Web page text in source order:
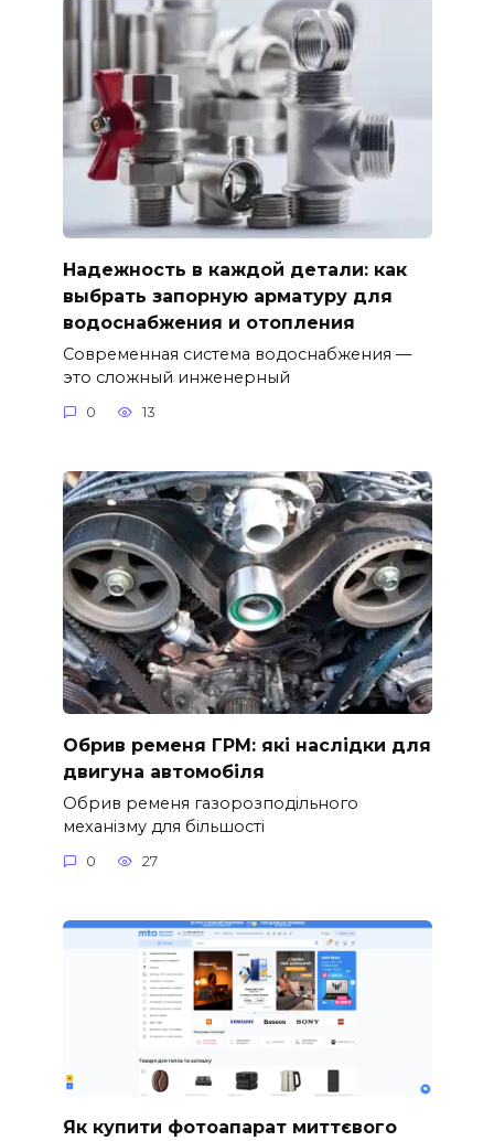
Надежность в каждой детали: как
выбрать запорную арматуру для
водоснабжения и отопления
Современная система водоснабжения —
это сложный инженерный
0 13
Обрив ременя ГРМ: які наслідки для
двигуна автомобіля
Обрив ременя газорозподільного
механізму для більшості
0 27
Як купити фотоапарат миттєвого